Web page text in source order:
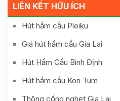
LIÊN KẾT HỮU ÍCH
Hút hầm cầu Pleiku
Giá hút hầm cầu Gia Lai
Hút Hầm Cầu Bình Định
Hút hầm cầu Kon Tum
Thông cống nghẹt Gia Lai